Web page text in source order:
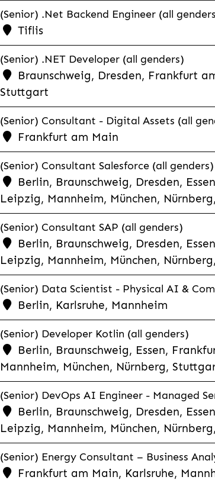
(Senior) .Net Backend Engineer (all
Tiflis
(Senior) .NET Developer (all genders)
Braunschweig, Dresden, Frankfurt
Stuttgart
(Senior) Consultant - Digital Assets (all
Frankfurt am Main
(Senior) Consultant Salesforce (all genders)
Berlin, Braunschweig, Dresden,
Leipzig, Mannheim, München,
(Senior) Consultant SAP (all genders)
Berlin, Braunschweig, Dresden,
Leipzig, Mannheim, München,
(Senior) Data Scientist - Physical AI &
Berlin, Karlsruhe, Mannheim
(Senior) Developer Kotlin (all genders)
Berlin, Braunschweig, Essen,
Mannheim, München, Nürnberg,
(Senior) DevOps AI Engineer - Managed
Berlin, Braunschweig, Dresden,
Leipzig, Mannheim, München,
(Senior) Energy Consultant – Business
Frankfurt am Main, Karlsruhe,